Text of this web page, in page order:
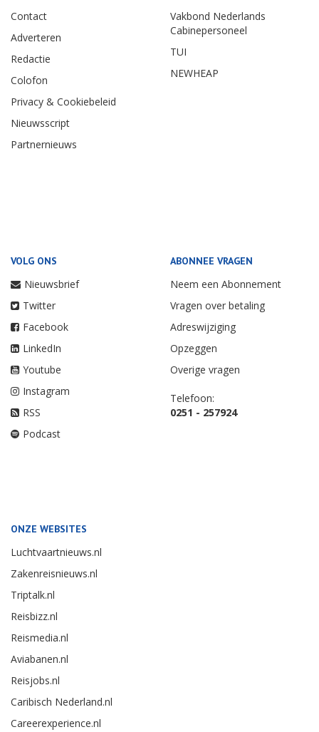
Contact
Adverteren
Redactie
Colofon
Privacy & Cookiebeleid
Nieuwsscript
Partnernieuws
Vakbond Nederlands
Cabinepersoneel
TUI
NEWHEAP
VOLG ONS
Nieuwsbrief
Twitter
Facebook
LinkedIn
Youtube
Instagram
RSS
Podcast
ABONNEE VRAGEN
Neem een Abonnement
Vragen over betaling
Adreswijziging
Opzeggen
Overige vragen
Telefoon:
0251 - 257924
ONZE WEBSITES
Luchtvaartnieuws.nl
Zakenreisnieuws.nl
Triptalk.nl
Reisbizz.nl
Reismedia.nl
Aviabanen.nl
Reisjobs.nl
Caribisch Nederland.nl
Careerexperience.nl